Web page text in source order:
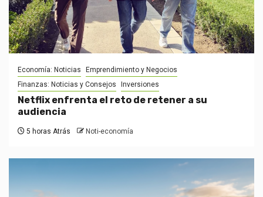
Economía: Noticias
Emprendimiento y Negocios
Finanzas: Noticias y Consejos
Inversiones
Netflix enfrenta el reto de retener a su
audiencia
5 horas Atrás Noti-economía